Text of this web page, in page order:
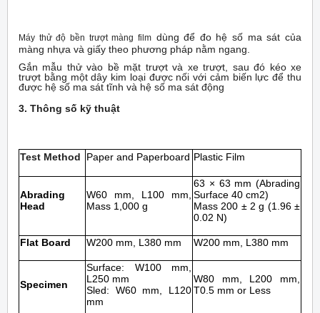
Máy thử độ bền trượt màng filmdùng để đo hệ số ma sát của
màng nhựa và giấy theo phương pháp nằm ngang.
Gắn mẫu thử vào bề mặt trượt và xe trượt, sau đó kéo xe
trượt bằng một dây kim loại được nối với cảm biến lực để thu
được hệ số ma sát tĩnh và hệ số ma sát động
3. Thông số kỹ thuật
Test Method Paper and Paperboard Plastic Film
Abrading
Head
W60 mm, L100 mm,
Mass 1,000 g
63 × 63 mm (Abrading
Surface 40 cm2)
Mass 200 ± 2 g (1.96 ±
0.02 N)
Flat Board W200 mm, L380 mm W200 mm, L380 mm
Specimen
Surface: W100 mm,
L250 mm
Sled: W60 mm, L120
mm
W80 mm, L200 mm,
T0.5 mm or Less